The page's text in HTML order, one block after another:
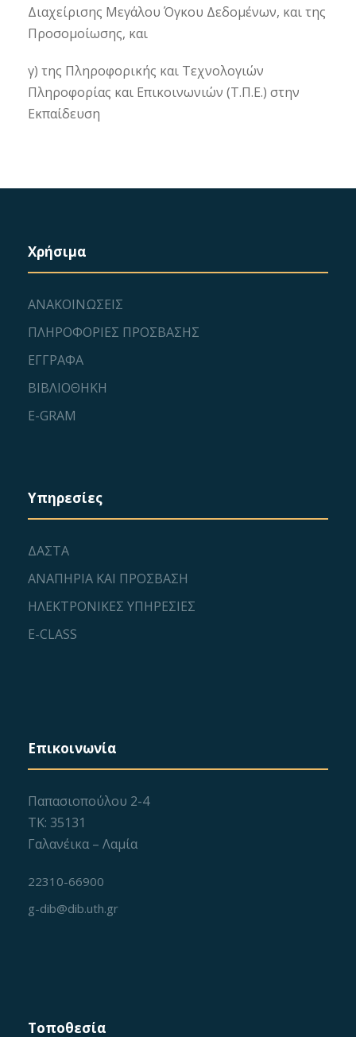
Διαχείρισης Μεγάλου Όγκου Δεδομένων, και της
Προσομοίωσης, και
γ) της Πληροφορικής και Τεχνολογιών
Πληροφορίας και Επικοινωνιών (Τ.Π.Ε.) στην
Εκπαίδευση
Χρήσιμα
ΑΝΑΚΟΙΝΩΣΕΙΣ
ΠΛΗΡΟΦΟΡΙΕΣ ΠΡΟΣΒΑΣΗΣ
ΕΓΓΡΑΦΑ
ΒΙΒΛΙΟΘΗΚΗ
E-GRAM
Υπηρεσίες
ΔΑΣΤΑ
ΑΝΑΠΗΡΙΑ ΚΑΙ ΠΡΟΣΒΑΣΗ
ΗΛΕΚΤΡΟΝΙΚΕΣ ΥΠΗΡΕΣΙΕΣ
E-CLASS
Επικοινωνία
Παπασιοπούλου 2-4
ΤΚ: 35131
Γαλανέικα – Λαμία
22310-66900
g-dib@dib.uth.gr
Τοποθεσία